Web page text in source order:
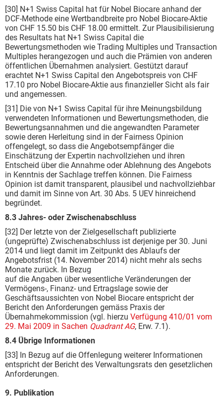
[30] N+1 Swiss Capital hat für Nobel Biocare anhand der
DCF-Methode eine Wertbandbreite pro Nobel Biocare-Aktie
von CHF 15.50 bis CHF 18.00 ermittelt. Zur Plausibilisierung
des Resultats hat N+1 Swiss Capital die
Bewertungsmethoden wie Trading Multiples und Transaction
Multiples herangezogen und auch die Prämien von anderen
öffentlichen Übernahmen analysiert. Gestützt darauf
erachtet N+1 Swiss Capital den Angebotspreis von CHF
17.10 pro Nobel Biocare-Aktie aus finanzieller Sicht als fair
und angemessen.
[31] Die von N+1 Swiss Capital für ihre Meinungsbildung
verwendeten Informationen und Bewertungsmethoden, die
Bewertungsannahmen und die angewandten Parameter
sowie deren Herleitung sind in der Fairness Opinion
offengelegt, so dass die Angebotsempfänger die
Einschätzung der Expertin nachvollziehen und ihren
Entscheid über die Annahme oder Ablehnung des Angebots
in Kenntnis der Sachlage treffen können. Die Fairness
Opinion ist damit transparent, plausibel und nachvollziehbar
und damit im Sinne von Art. 30 Abs. 5 UEV hinreichend
begründet.
8.3 Jahres- oder Zwischenabschluss
[32] Der letzte von der Zielgesellschaft publizierte
(ungeprüfte) Zwischenabschluss ist derjenige per 30. Juni
2014 und liegt damit im Zeitpunkt des Ablaufs der
Angebotsfrist (14. November 2014) nicht mehr als sechs
Monate zurück. In Bezug
auf die Angaben über wesentliche Veränderungen der
Vermögens-, Finanz- und Ertragslage sowie der
Geschäftsaussichten von Nobel Biocare entspricht der
Bericht den Anforderungen gemäss Praxis der
Übernahmekommission (vgl. hierzu Verfügung 410/01 vom
29. Mai 2009 in Sachen Quadrant AG, Erw. 7.1).
8.4 Übrige Informationen
[33] In Bezug auf die Offenlegung weiterer Informationen
entspricht der Bericht des Verwaltungsrats den gesetzlichen
Anforderungen.
9. Publikation